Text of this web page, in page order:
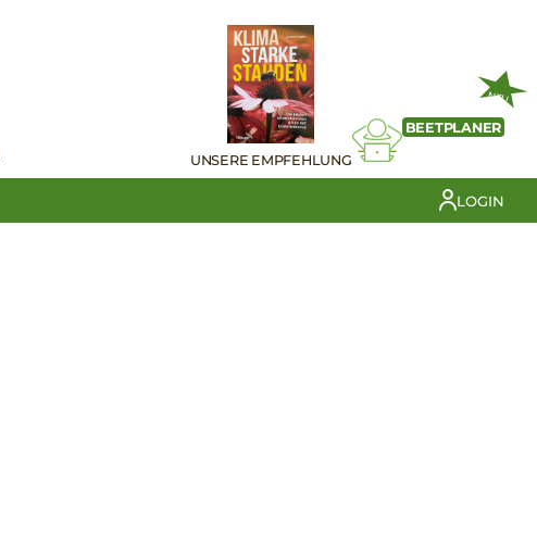
UNSERE EMPFEHLUNG
NEU
BEETPLANER
LOGIN